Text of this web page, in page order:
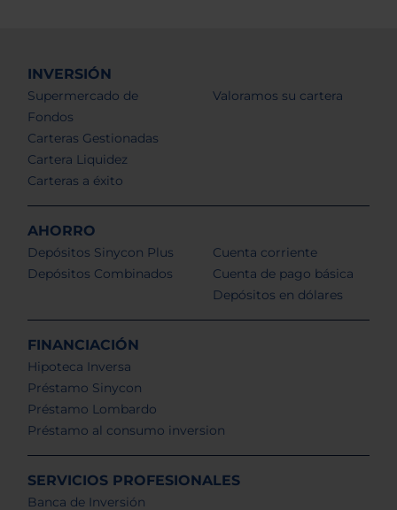
INVERSIÓN
Supermercado de
Fondos
Carteras Gestionadas
Cartera Liquidez
Carteras a éxito
Valoramos su cartera
AHORRO
Depósitos Sinycon Plus
Depósitos Combinados
Cuenta corriente
Cuenta de pago básica
Depósitos en dólares
FINANCIACIÓN
Hipoteca Inversa
Préstamo Sinycon
Préstamo Lombardo
Préstamo al consumo inversion
SERVICIOS PROFESIONALES
Banca de Inversión